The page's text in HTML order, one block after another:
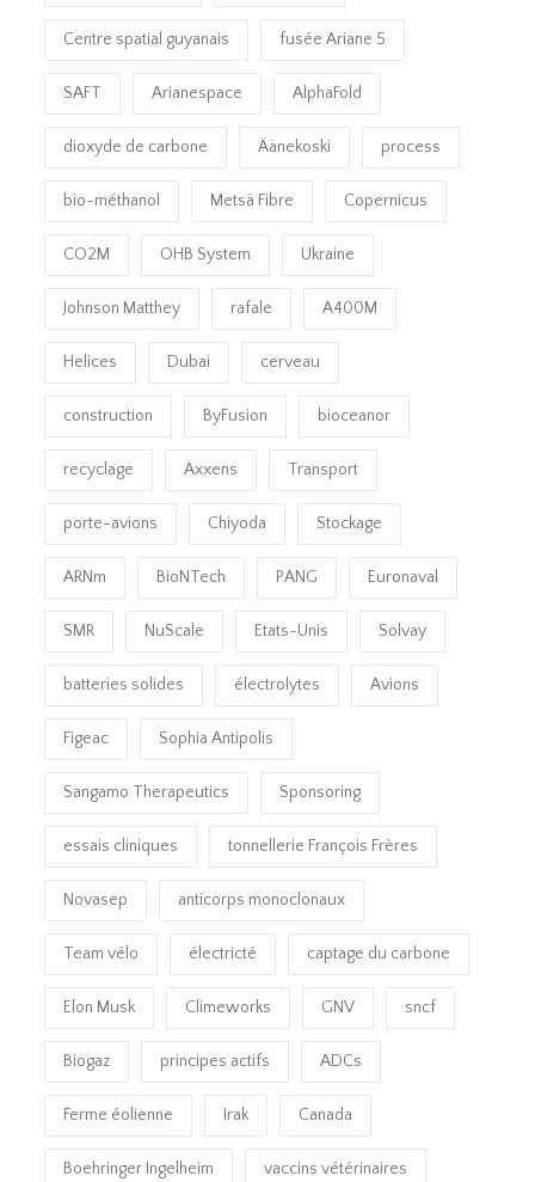
Centre spatial guyanais fusée Ariane 5
SAFT Arianespace AlphaFold
dioxyde de carbone Äänekoski process
bio-méthanol Metsä Fibre Copernicus
CO2M OHB System Ukraine
Johnson Matthey rafale A400M
Helices Dubai cerveau
construction ByFusion bioceanor
recyclage Axxens Transport
porte-avions Chiyoda Stockage
ARNm BioNTech PANG Euronaval
SMR NuScale Etats-Unis Solvay
batteries solides électrolytes Avions
Figeac Sophia Antipolis
Sangamo Therapeutics Sponsoring
essais cliniques tonnellerie François Frères
Novasep anticorps monoclonaux
Team vélo électricté captage du carbone
Elon Musk Climeworks GNV sncf
Biogaz principes actifs ADCs
Ferme éolienne Irak Canada
Boehringer Ingelheim vaccins vétérinaires